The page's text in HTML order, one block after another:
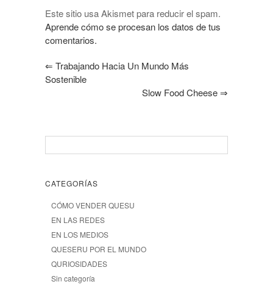
Este sitio usa Akismet para reducir el spam.
Aprende cómo se procesan los datos de tus
comentarios.
⇐ Trabajando Hacia Un Mundo Más
Sostenible
Slow Food Cheese⇒
CATEGORÍAS
CÓMO VENDER QUESU
EN LAS REDES
EN LOS MEDIOS
QUESERU POR EL MUNDO
QURIOSIDADES
Sin categoría